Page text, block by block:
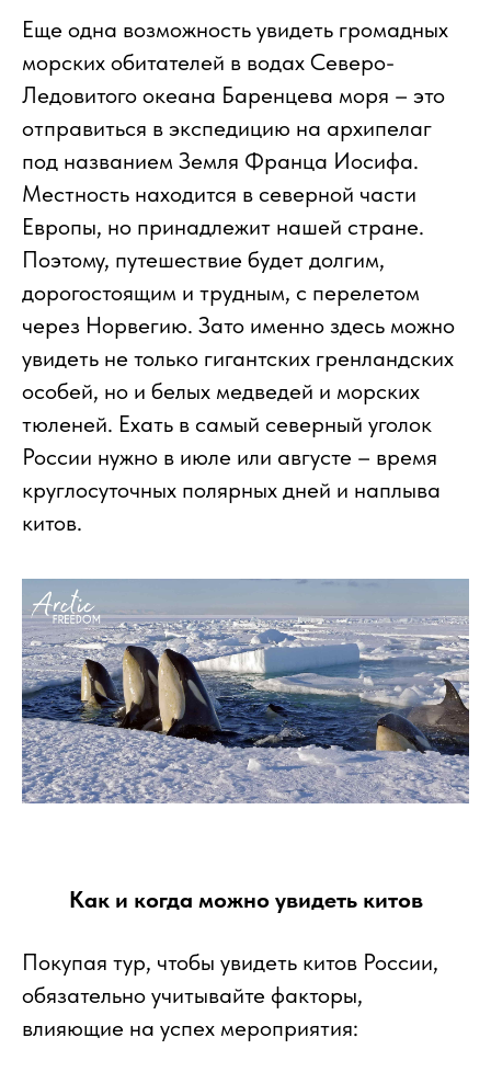
Еще одна возможность увидеть громадных
морских обитателей в водах Северо-
Ледовитого океана Баренцева моря – это
отправиться в экспедицию на архипелаг
под названием Земля Франца Иосифа.
Местность находится в северной части
Европы, но принадлежит нашей стране.
Поэтому, путешествие будет долгим,
дорогостоящим и трудным, с перелетом
через Норвегию. Зато именно здесь можно
увидеть не только гигантских гренландских
особей, но и белых медведей и морских
тюленей. Ехать в самый северный уголок
России нужно в июле или августе – время
круглосуточных полярных дней и наплыва
китов.
Как и когда можно увидеть китов
Покупая тур, чтобы увидеть китов России,
обязательно учитывайте факторы,
влияющие на успех мероприятия: